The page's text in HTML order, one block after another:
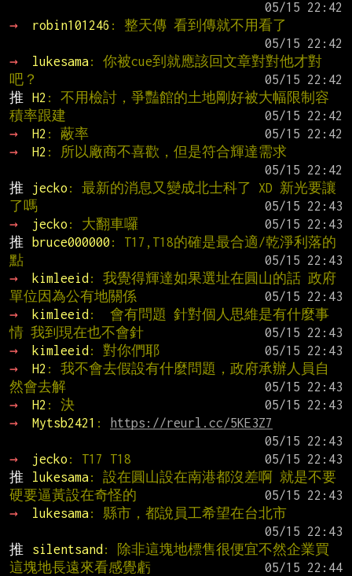
→
robin101246 : 整天傳 看到傳就不用看了
→
lukesama: 你被cue到就應該回文章對對他才對
吧？
推
H2 : 不用檢討，爭豔館的土地剛好被大幅限制容
積率跟建
→
H2 : 蔽率
→
H2 : 所以廠商不喜歡，但是符合輝達需求
推
jecko : 最新的消息又變成北士科了 XD 新光要讓
了嗎
→
jecko : 大翻車囉
推
bruce000000 : T17,T18的確是最合適/乾淨利落的
點
→
kimleeid : 我覺得輝達如果選址在圓山的話 政府
單位因為公有地關係
→
kimleeid :  會有問題 針對個人思維是有什麼事
情 我到現在也不會針
→
kimleeid : 對你們耶
→
H2 : 我不會去假設有什麼問題，政府承辦人員自
然會去解
→
H2 : 決
→
Mytsb2421 :
https://reurl.cc/5KE3Z7
→
jecko : T17 T18
推
lukesama: 設在圓山設在南港都沒差啊 就是不要
硬要逼黃設在奇怪的
→
lukesama: 縣市，都說員工希望在台北市
推
silentsand : 除非這塊地標售很便宜不然企業買
這塊地長遠來看感覺虧